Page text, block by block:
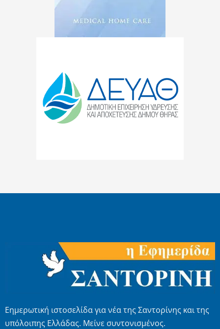
Εημερωτική ιστοσελίδα για νέα της Σαντορίνης και της
υπόλοιπης Ελλάδας. Μείνε συντονισμένος.